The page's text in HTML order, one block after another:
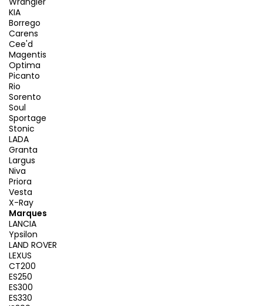
KIA
Borrego
Carens
Cee'd
Magentis
Optima
Picanto
Rio
Sorento
Soul
Sportage
Stonic
LADA
Granta
Largus
Niva
Priora
Vesta
X-Ray
Marques
LANCIA
Ypsilon
LAND ROVER
LEXUS
CT200
ES250
ES300
ES330